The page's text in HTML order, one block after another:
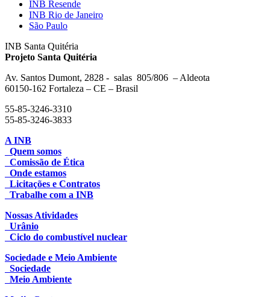
INB Resende
INB Rio de Janeiro
São Paulo
INB Santa Quitéria
Projeto Santa Quitéria
Av. Santos Dumont, 2828 - salas 805/806 – Aldeota
60150-162 Fortaleza – CE – Brasil
55-85-3246-3310
55-85-3246-3833
A INB
Quem somos
Comissão de Ética
Onde estamos
Licitações e Contratos
Trabalhe com a INB
Nossas Atividades
Urânio
Ciclo do combustível nuclear
Sociedade e Meio Ambiente
Sociedade
Meio Ambiente